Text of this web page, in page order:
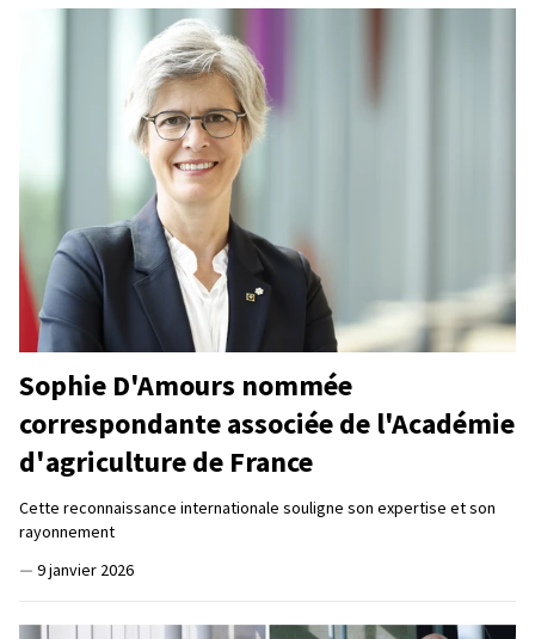
Sophie D'Amours nommée
correspondante associée de l'Académie
d'agriculture de France
Cette reconnaissance internationale souligne son expertise et son
rayonnement
— 9 janvier 2026